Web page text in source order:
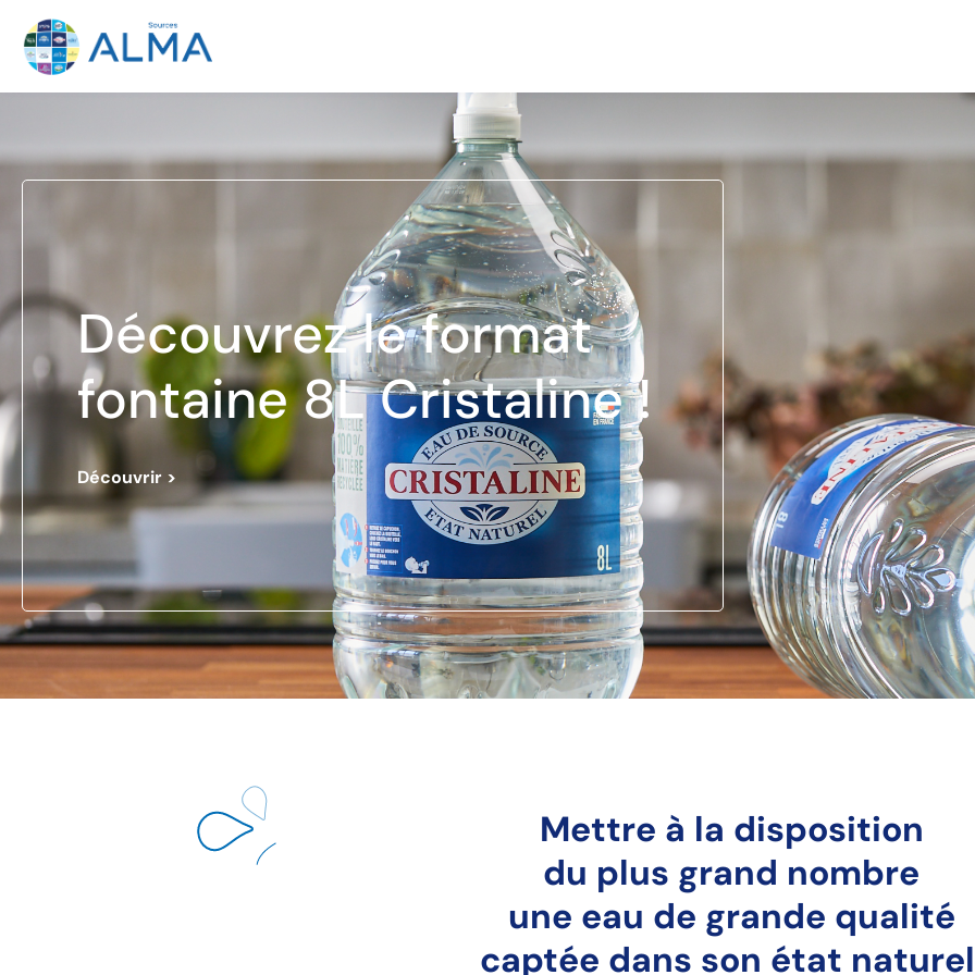
!
Découvrez le format
fontaine 8L Cristaline !
Découvrir >
fontaine
Découvrir >
Mettre à la disposition
du plus grand nombre
une eau de grande qualité
captée dans son état